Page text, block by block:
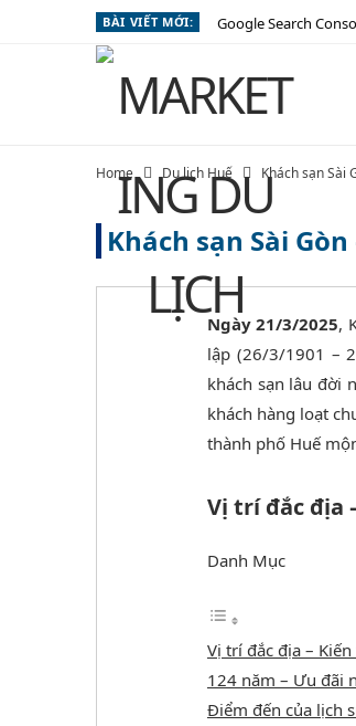
BÀI VIẾT MỚI: Google Search
Home Du lịch Huế Khách sạn Sài
Khách sạn Sài
Ngày 21/3/2025,
lập (26/3/1901 –
khách sạn lâu đời
khách hàng loạt
thành phố Huế
Vị trí đắc địa
Danh Mục
Vị trí đắc địa –
124 năm – Ưu đãi
Điểm đến của lịch